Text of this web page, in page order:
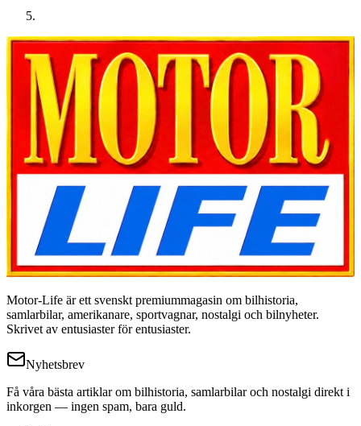
Motor-Life är ett svenskt premiummagasin om bilhistoria,
samlarbilar, amerikanare, sportvagnar, nostalgi och bilnyheter.
Skrivet av entusiaster för entusiaster.
Nyhetsbrev
Få våra bästa artiklar om bilhistoria, samlarbilar och nostalgi direkt i
inkorgen — ingen spam, bara guld.